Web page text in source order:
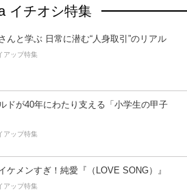
イチオシ特集
んと学ぶ 日常に潜む“人身取引”のリアル
アップ特集
ドが40年にわたり支える「小学生の甲子
アップ特集
ケメンすぎ！純愛『（LOVE SONG）』
アップ特集